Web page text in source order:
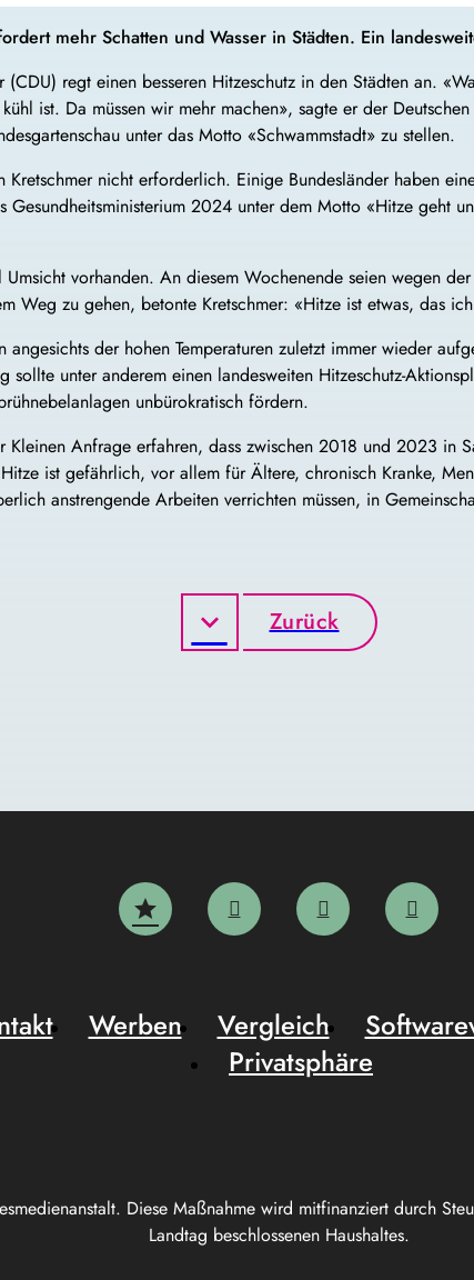
mehr Schatten und Wasser in Städten. Ein
regt einen besseren Hitzeschutz in den Städten an.
ist. Da müssen wir mehr machen», sagte er der
unter das Motto «Schwammstadt» zu stellen.
nicht erforderlich. Einige Bundesländer haben
2024 unter dem Motto «Hitze geht
vorhanden. An diesem Wochenende seien wegen
Weg zu gehen, betonte Kretschmer: «Hitze ist etwas, das
der hohen Temperaturen zuletzt immer wieder
unter anderem einen landesweiten Hitzeschutz-
unbürokratisch fördern.
Anfrage erfahren, dass zwischen 2018 und 2023 in
ist gefährlich, vor allem für Ältere, chronisch Kranke,
anstrengende Arbeiten verrichten müssen, in
Zurück
Diese Maßnahme wird mitfinanziert durch
Landtag beschlossenen Haushaltes.
Werben Vergleich
Privatsphäre